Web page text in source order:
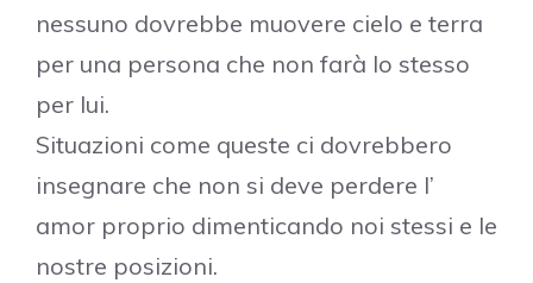
nessuno dovrebbe muovere cielo e terra
per una persona che non farà lo stesso
per lui.
Situazioni come queste ci dovrebbero
insegnare che non si deve perdere l’
amor proprio dimenticando noi stessi e le
nostre posizioni.